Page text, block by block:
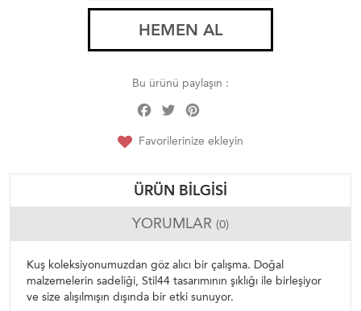
HEMEN AL
Bu ürünü paylaşın :
Facebook
Twitter
Favorilerinize ekleyin
ÜRÜN BILGISI
YORUMLAR (0)
Kuş koleksiyonumuzdan göz alıcı bir çalışma. Doğal
malzemelerin sadeliği, Stil44 tasarımının şıklığı ile birleşiyor
ve size alışılmışın dışında bir etki sunuyor.